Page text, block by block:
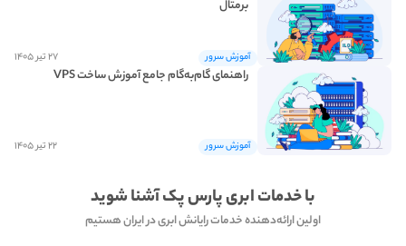
آموزش سرور ۲۷ تیر ۱۴۰۵
برمتال
ساخت vps رایگان
آموزش سرور ۲۲ تیر ۱۴۰۵
راهنمای گام‌به‌گام جامع آموزش ساخت VPS
با خدمات ابری پارس پک آشنا شوید
اولین ارائه‌دهنده خدمات رایانش ابری در ایران هستیم